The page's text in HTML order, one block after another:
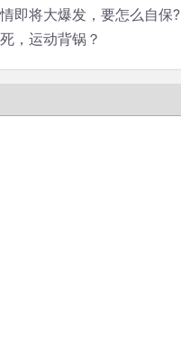
即将大爆发，要怎么自保?
，运动背锅？